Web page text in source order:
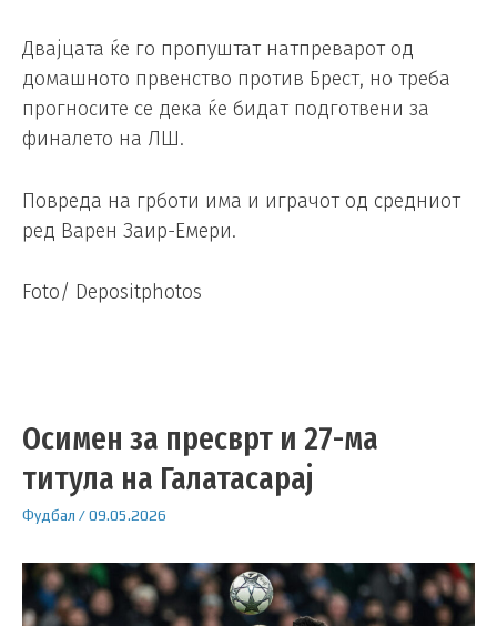
Двајцата ќе го пропуштат натпреварот од
домашното првенство против Брест, но треба
прогносите се дека ќе бидат подготвени за
финалето на ЛШ.
Повреда на грботи има и играчот од средниот
ред Варен Заир-Емери.
Foto/ Depositphotos
Осимен за пресврт и 27-ма
титула на Галатасарај
Фудбал /09.05.2026